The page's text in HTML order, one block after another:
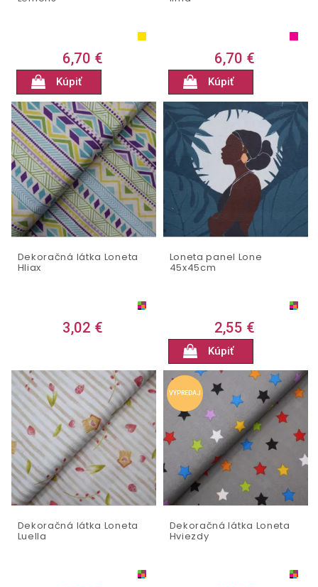
6,70 €
Kúpiť
6,70 €
Kúpiť
Dekoračná látka Loneta
Hliax
3,02 €
Loneta panel Lone
45x45cm
2,55 €
Kúpiť
Dekoračná látka Loneta
Luella
VÝPREDAJ
Dekoračná látka Loneta
Hviezdy